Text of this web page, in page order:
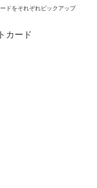
ドをそれぞれピックアップ
カード